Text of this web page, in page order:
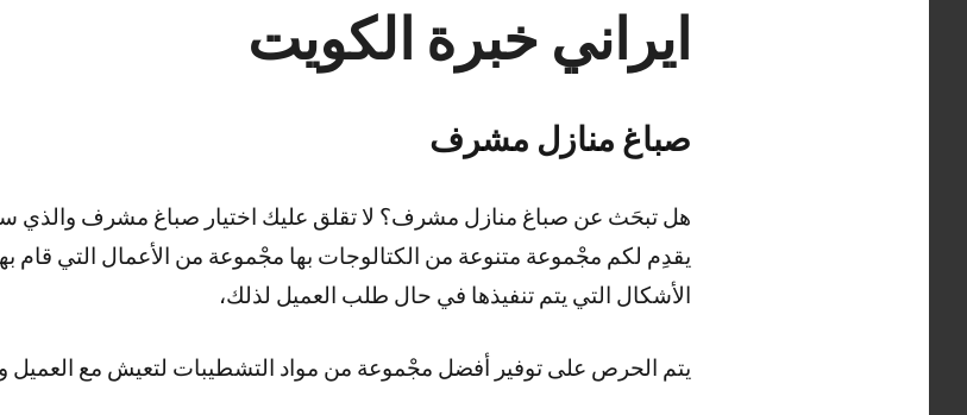
ايراني خبرة الكويت
صباغ منازل مشرف
هل تبحَث عن صباغ منازل مشرف؟ لا تقلق عليك اختيار صباغ مشرف والذي
يقدِم لكم مجْموعة متنوعة من الكتالوجات بها مجْموعة من الأعمال التي قام
الأشكال التي يتم تنفيذها في حال طلب العميل لذلك،
يتم الحرص على توفير أفضل مجْموعة من مواد التشطيبات لتعيش مع العميل